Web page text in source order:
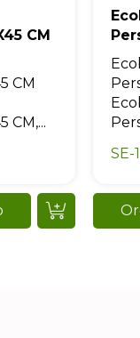
CM
CM
CM,...
SE-